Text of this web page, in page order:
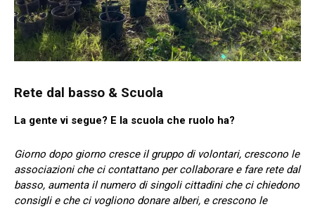
Rete dal basso & Scuola
La gente vi segue? E la scuola che ruolo ha?
Giorno dopo giorno cresce il gruppo di volontari, crescono le
associazioni che ci contattano per collaborare e fare rete dal
basso, aumenta il numero di singoli cittadini che ci chiedono
consigli e che ci vogliono donare alberi, e crescono le